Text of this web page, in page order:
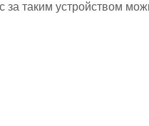
за таким устройством